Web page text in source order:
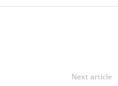
Next article